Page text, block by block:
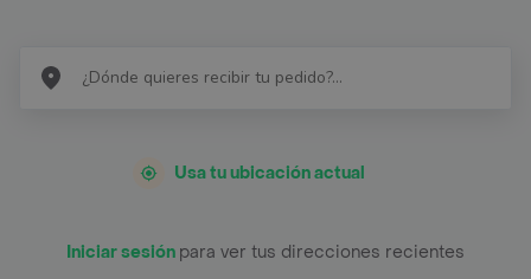
Usa tu ubicación actual
Iniciar sesión para ver tus direcciones recientes